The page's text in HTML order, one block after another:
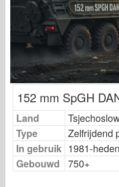
Uitgeverij Osprey
Squadron signaal
Tankkracht
Vrachtwagens en tanks
Waffen-Arsenaal
Wydawnictwo Militaria
Maquettes
Academy
Ace-modellen
AFV Club
Luchtfix
152 mm SpGH
Land
Type
Zelfrijdend
In gebruik 1981-heden
Gebouwd
750+